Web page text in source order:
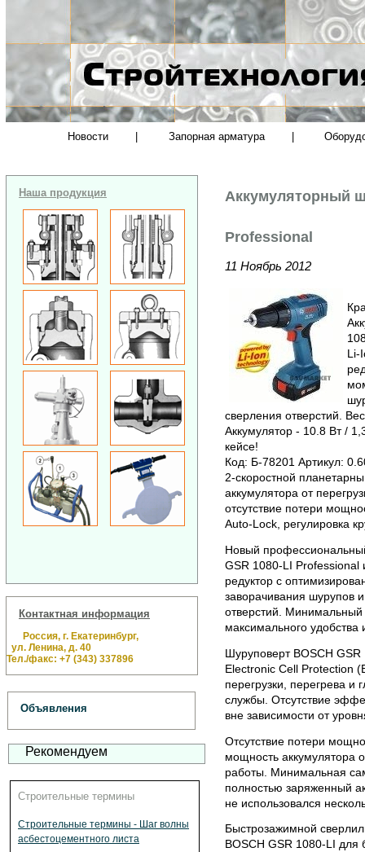
Новости Запорная арматура
Наша продукция
Контактная информация
Россия, г. Екатеринбург,
ул. Ленина, д. 40
Тел./факс: +7 (343) 337896
Объявления
Рекомендуем
Строительные термины
Строительные термины - Шаг волны
асбестоцементного листа
Аккумуляторный
Professional
11 Ноябрь 2012
Li-
сверления отверстий.
Аккумулятор - 10.8 Вт /
кейсе!
Код: Б-78201 Артикул:
2-скоростной
аккумулятора от
отсутствие потери
Auto-Lock, регулировка
Новый
GSR 1080-LI Professional
редуктор с
заворачивания шурупов
отверстий. Минимальный
максимального
Шуруповерт BOSCH
Electronic Cell Protection
перегрузки, перегрева и
службы. Отсутствие
вне зависимости от
Отсутствие потери
мощность аккумулятора
работы. Минимальная
полностью заряженный
не использовался
Быстрозажимной
BOSCH GSR 1080-LI